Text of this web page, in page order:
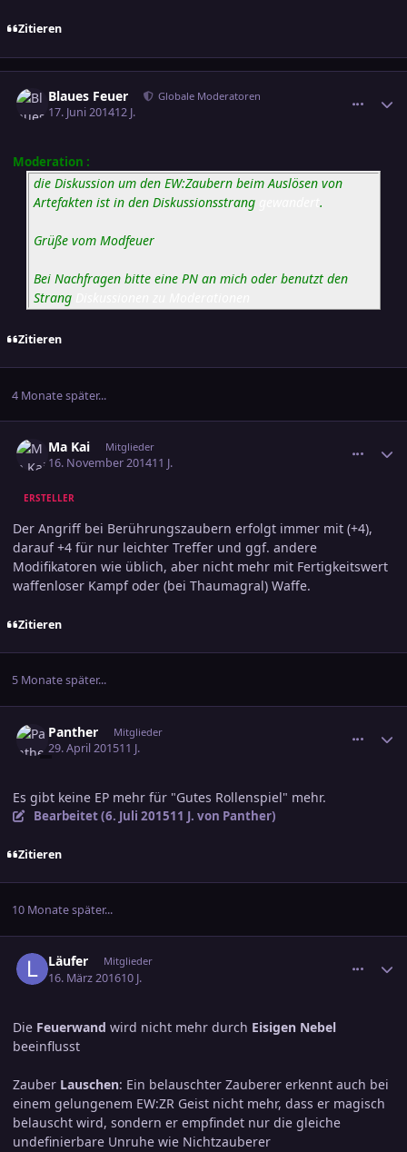
Zitieren
Blaues Feuer Globale Moderatoren
17. Juni 201412 J.
Moderation :
die Diskussion um den EW:Zaubern beim Auslösen von
Artefakten ist in den Diskussionsstrang
.
Grüße vom Modfeuer
Bei Nachfragen bitte eine PN an mich oder benutzt den
Strang
Zitieren
4 Monate später...
Ma Kai Mitglieder
16. November 201411 J.
ERSTELLER
Der Angriff bei Berührungszaubern erfolgt immer mit (+4),
darauf +4 für nur leichter Treffer und ggf. andere
Modifikatoren wie üblich, aber nicht mehr mit Fertigkeitswert
waffenloser Kampf oder (bei Thaumagral) Waffe.
Zitieren
5 Monate später...
Panther Mitglieder
29. April 201511 J.
Es gibt keine EP mehr für "Gutes Rollenspiel" mehr.
Bearbeitet (6. Juli 201511 J. von Panther)
Zitieren
10 Monate später...
Läufer Mitglieder
16. März 201610 J.
Die Feuerwand wird nicht mehr durch Eisigen Nebel
beeinflusst
Zauber Lauschen: Ein belauschter Zauberer erkennt auch bei
einem gelungenem EW:ZR Geist nicht mehr, dass er magisch
belauscht wird, sondern er empfindet nur die gleiche
undefinierbare Unruhe wie Nichtzauberer